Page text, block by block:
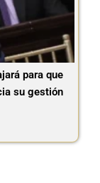
para que
su gestión